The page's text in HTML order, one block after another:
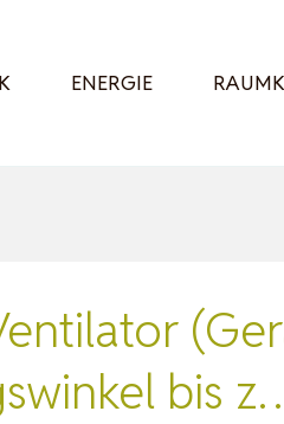
ENERGIE
bis